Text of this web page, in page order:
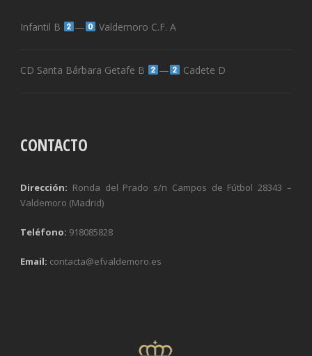
Infantil B — Valdemoro C.F. A
CD Santa Bárbara Getafe B — Cadete D
CONTACTO
Dirección: Ronda del Prado s/n Campos de Fútbol 28343 –
Valdemoro (Madrid)
Teléfono: 918085828
Email: contacta@efvaldemoro.es